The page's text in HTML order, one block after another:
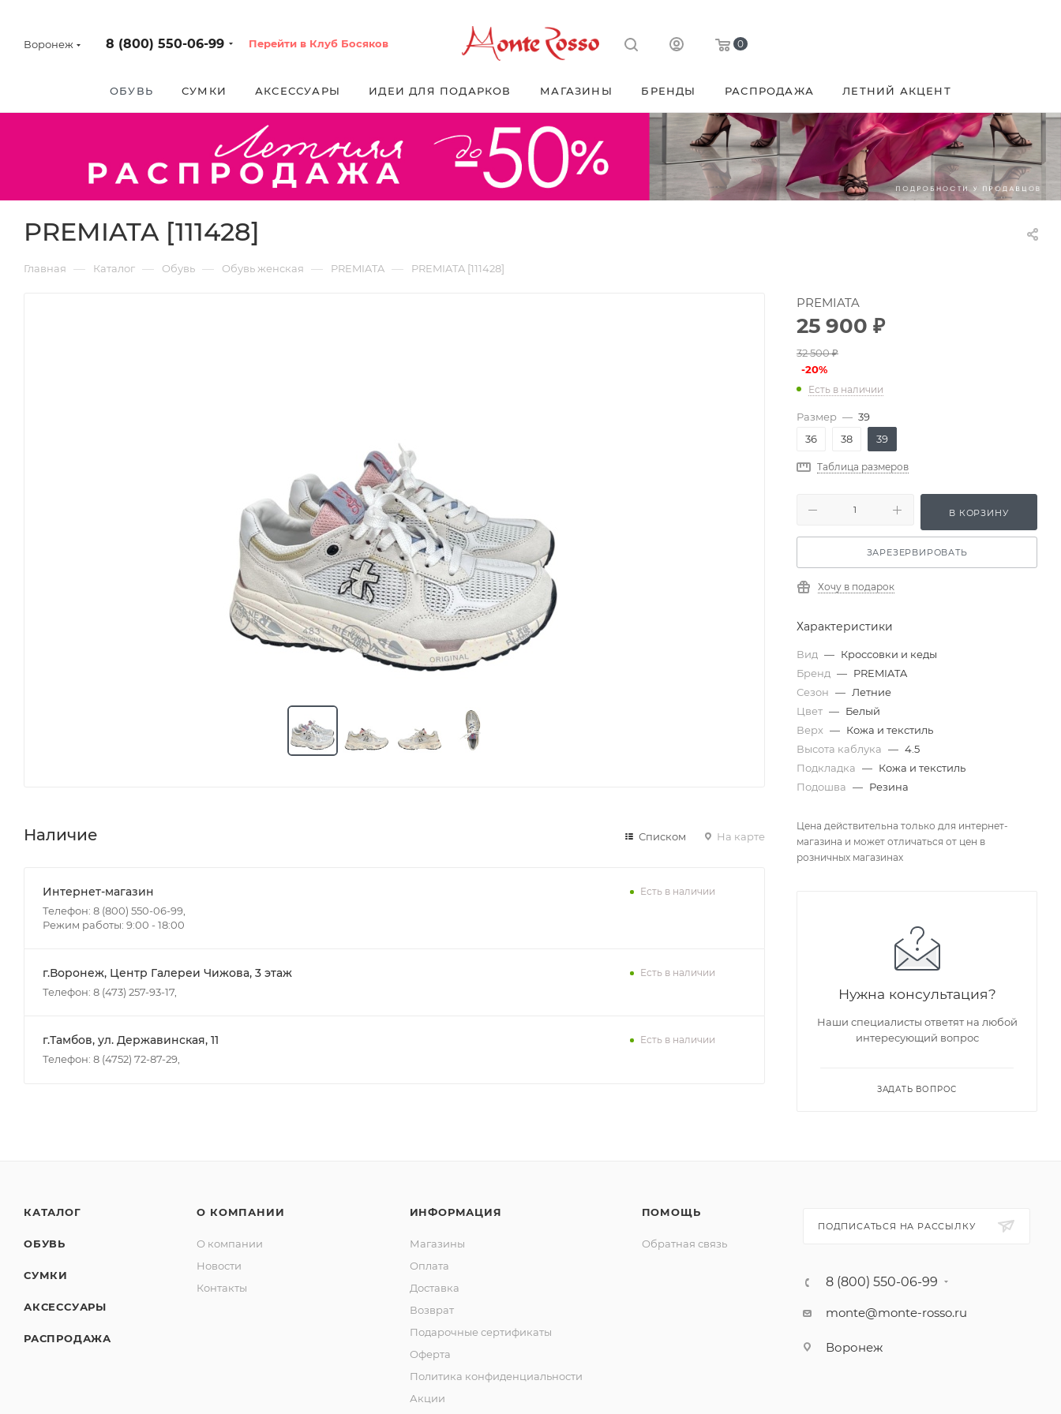
Воронеж 8 (800) 550-06-99 Перейти в Клуб Босяков 0
ОБУВЬ СУМКИ АКСЕССУАРЫ ИДЕИ ДЛЯ ПОДАРКОВ МАГАЗИНЫ БРЕНДЫ РАСПРОДАЖА ЛЕТНИЙ АКЦЕНТ
PREMIATA [111428]
Главная — Каталог — Обувь — Обувь женская — PREMIATA — PREMIATA [111428]
Наличие Списком На карте
Интернет-магазин
Телефон: 8 (800) 550-06-99,
Режим работы: 9:00 - 18:00
Есть в наличии
г.Воронеж, Центр Галереи Чижова, 3 этаж
Телефон: 8 (473) 257-93-17,
Есть в наличии
г.Тамбов, ул. Державинская, 11
Телефон: 8 (4752) 72-87-29,
Есть в наличии
PREMIATA
25 900 ₽
32 500₽
-20%
Есть в наличии
Размер — 39
36
38 39
Таблица размеров
В КОРЗИНУ
ЗАРЕЗЕРВИРОВАТЬ
Хочу в подарок
Характеристики
Вид — Кроссовки и кеды
Бренд — PREMIATA
Сезон — Летние
Цвет — Белый
Верх — Кожа и текстиль
Высота каблука — 4.5
Подкладка — Кожа и текстиль
Подошва — Резина
Цена действительна только для интернет-
магазина и может отличаться от цен в
розничных магазинах
Нужна консультация?
Наши специалисты ответят на любой
интересующий вопрос
ЗАДАТЬ ВОПРОС
КАТАЛОГ
ОБУВЬ
СУМКИ
АКСЕССУАРЫ
РАСПРОДАЖА
О КОМПАНИИ
О компании
Новости
Контакты
ИНФОРМАЦИЯ
Магазины
Оплата
Доставка
Возврат
Подарочные сертификаты
Оферта
Политика конфиденциальности
Акции
ПОМОЩЬ
Обратная связь
ПОДПИСАТЬСЯ НА РАССЫЛКУ
8 (800) 550-06-99
monte@monte-rosso.ru
Воронеж